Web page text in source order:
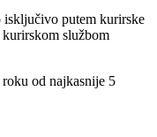
putem kurirske
službom
od najkasnije 5